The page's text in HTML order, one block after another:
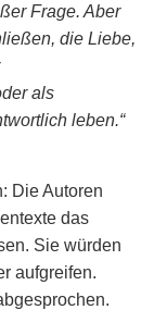
Frage. Aber
die Liebe,
als
leben.“
Die Autoren
das
Sie würden
aufgreifen.